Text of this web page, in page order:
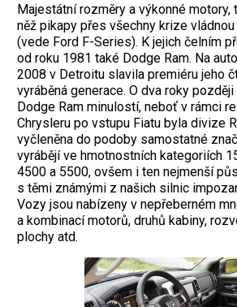
Majestátní rozměry a výkonné motory,
něž pikapy přes všechny krize
(vede Ford F-Series). K jejich čelním
od roku 1981 také Dodge Ram. Na
2008 v Detroitu slavila premiéru jeho
vyráběná generace. O dva roky
Dodge Ram minulostí, neboť v rámci
Chrysleru po vstupu Fiatu byla divize
vyčleněna do podoby samostatné
vyrábějí ve hmotnostních kategoriích
4500 a 5500, ovšem i ten nejmenší
s těmi známými z našich silnic
Vozy jsou nabízeny v nepřeberném
a kombinací motorů, druhů kabiny,
plochy atd.